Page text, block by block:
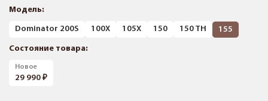
Модель:
Dominator 200S 100X 105X 150 150 TH 155
Состояние товара:
Новое
29 990